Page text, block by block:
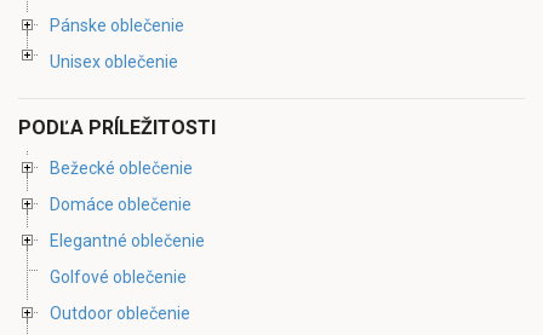
Pánske oblečenie
Unisex oblečenie
PODĽA PRÍLEŽITOSTI
Bežecké oblečenie
Domáce oblečenie
Elegantné oblečenie
Golfové oblečenie
Outdoor oblečenie